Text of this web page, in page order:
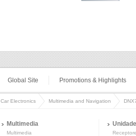
Global Site Promotions & Highlights
Car Electronics Multimedia and Navigation
Multimedia
Multimedia